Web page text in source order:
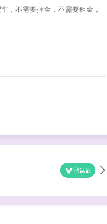
，不需要押金，不需要租金，
已认证